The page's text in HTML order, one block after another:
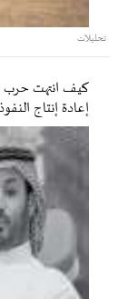
تحليلات
كيف انتهت حرب
إعادة إنتاج